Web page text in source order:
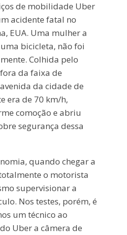
de mobilidade Uber
acidente fatal no
EUA. Uma mulher a
bicicleta, não foi
Colhida pelo
da faixa de
da cidade de
era de 70 km/h,
comoção e abriu
segurança dessa
quando chegar a
o motorista
supervisionar a
Nos testes, porém, é
um técnico ao
Uber a câmera de